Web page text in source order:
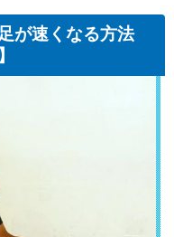
が速くなる方法